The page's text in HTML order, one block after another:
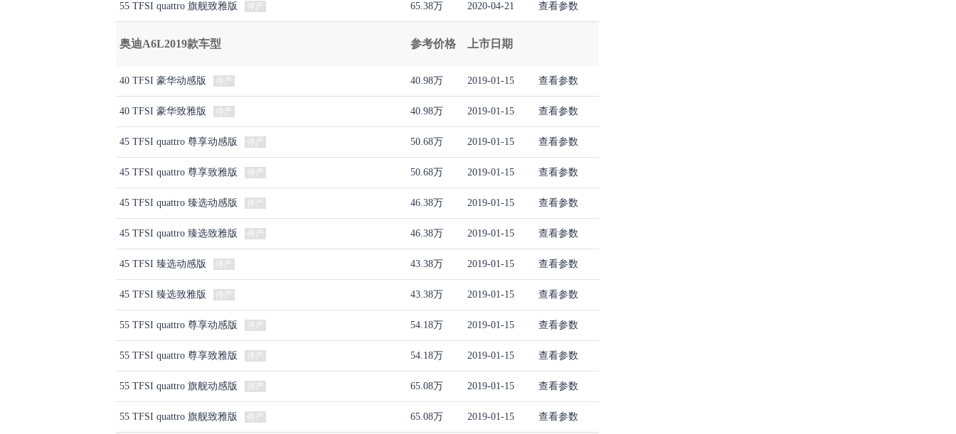
55 TFSI quattro 旗舰致雅版 停产 65.38万 2020-04-21 查看参数
奥迪A6L2019款车型 参考价格 上市日期
40 TFSI 豪华动感版 停产 40.98万 2019-01-15 查看参数
40 TFSI 豪华致雅版 停产 40.98万 2019-01-15 查看参数
45 TFSI quattro 尊享动感版 停产 50.68万 2019-01-15 查看参数
45 TFSI quattro 尊享致雅版 停产 50.68万 2019-01-15 查看参数
45 TFSI quattro 臻选动感版 停产 46.38万 2019-01-15 查看参数
45 TFSI quattro 臻选致雅版 停产 46.38万 2019-01-15 查看参数
45 TFSI 臻选动感版 停产 43.38万 2019-01-15 查看参数
45 TFSI 臻选致雅版 停产 43.38万 2019-01-15 查看参数
55 TFSI quattro 尊享动感版 停产 54.18万 2019-01-15 查看参数
55 TFSI quattro 尊享致雅版 停产 54.18万 2019-01-15 查看参数
55 TFSI quattro 旗舰动感版 停产 65.08万 2019-01-15 查看参数
55 TFSI quattro 旗舰致雅版 停产 65.08万 2019-01-15 查看参数